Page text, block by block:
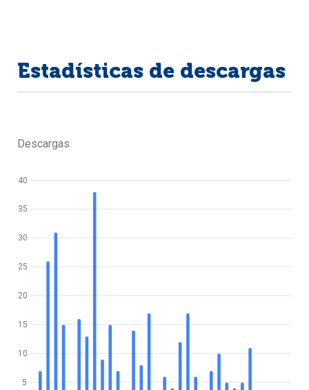
Estadísticas de descargas
Descargas
5
10
15
20
25
30
35
40